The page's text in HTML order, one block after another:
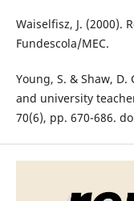
Waiselfisz, J. (2000).
Fundescola/MEC.
Young, S. & Shaw,
and university
70(6), pp. 670-686.